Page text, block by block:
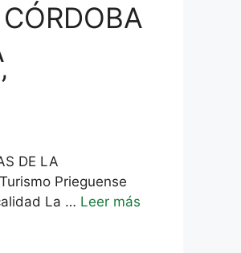
DE LA
Prieguense
La … Leer más